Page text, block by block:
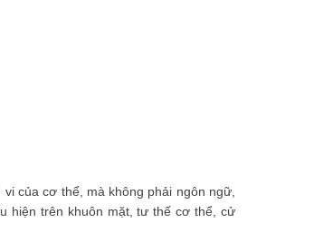
của cơ thể, mà không phải ngôn ngữ,
hiện trên khuôn mặt, tư thế cơ thể, cử